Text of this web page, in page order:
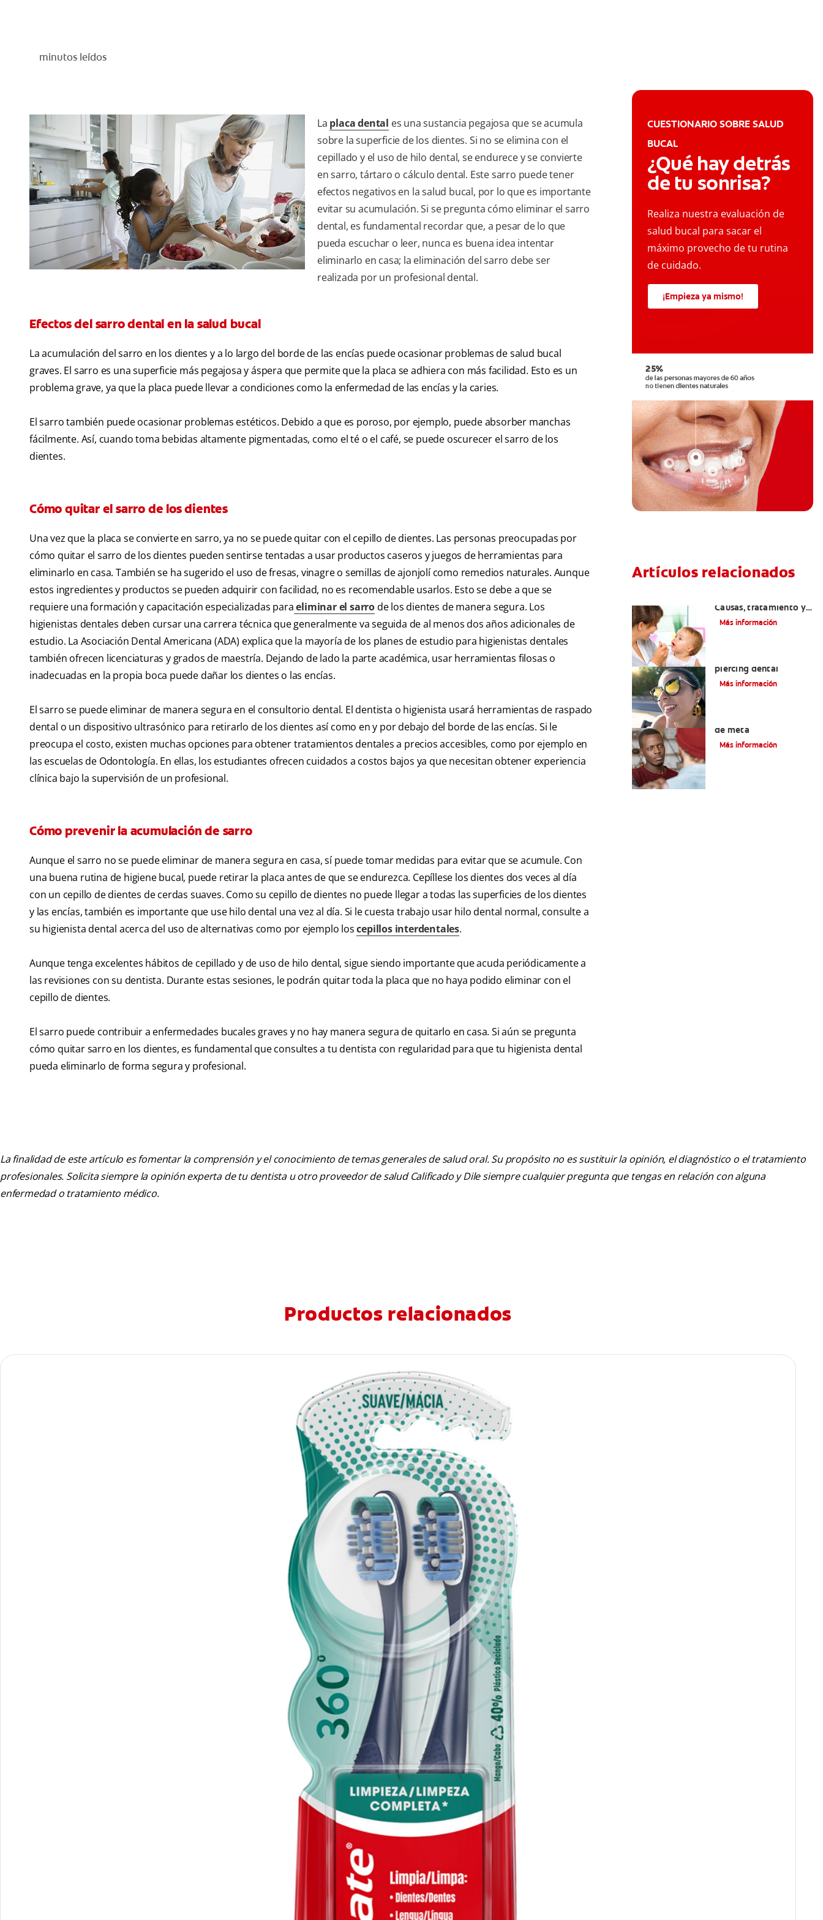
minutos leídos
La placa dental es una sustancia pegajosa que se acumula
sobre la superficie de los dientes. Si no se elimina con el
cepillado y el uso de hilo dental, se endurece y se convierte
en sarro, tártaro o cálculo dental. Este sarro puede tener
efectos negativos en la salud bucal, por lo que es importante
evitar su acumulación. Si se pregunta cómo eliminar el sarro
dental, es fundamental recordar que, a pesar de lo que
pueda escuchar o leer, nunca es buena idea intentar
eliminarlo en casa; la eliminación del sarro debe ser
realizada por un profesional dental.
Efectos del sarro dental en la salud bucal
La acumulación del sarro en los dientes y a lo largo del borde de las encías puede ocasionar problemas de salud bucal
graves. El sarro es una superficie más pegajosa y áspera que permite que la placa se adhiera con más facilidad. Esto es un
problema grave, ya que la placa puede llevar a condiciones como la enfermedad de las encías y la caries.
El sarro también puede ocasionar problemas estéticos. Debido a que es poroso, por ejemplo, puede absorber manchas
fácilmente. Así, cuando toma bebidas altamente pigmentadas, como el té o el café, se puede oscurecer el sarro de los
dientes.
Cómo quitar el sarro de los dientes
Una vez que la placa se convierte en sarro, ya no se puede quitar con el cepillo de dientes. Las personas preocupadas por
cómo quitar el sarro de los dientes pueden sentirse tentadas a usar productos caseros y juegos de herramientas para
eliminarlo en casa. También se ha sugerido el uso de fresas, vinagre o semillas de ajonjolí como remedios naturales. Aunque
estos ingredientes y productos se pueden adquirir con facilidad, no es recomendable usarlos. Esto se debe a que se
requiere una formación y capacitación especializadas paraeliminar el sarrode los dientes de manera segura. Los
higienistas dentales deben cursar una carrera técnica que generalmente va seguida de al menos dos años adicionales de
estudio. La Asociación Dental Americana (ADA) explica que la mayoría de los planes de estudio para higienistas dentales
también ofrecen licenciaturas y grados de maestría. Dejando de lado la parte académica, usar herramientas filosas o
inadecuadas en la propia boca puede dañar los dientes o las encías.
El sarro se puede eliminar de manera segura en el consultorio dental. El dentista o higienista usará herramientas de raspado
dental o un dispositivo ultrasónico para retirarlo de los dientes así como en y por debajo del borde de las encías. Si le
preocupa el costo, existen muchas opciones para obtener tratamientos dentales a precios accesibles, como por ejemplo en
las escuelas de Odontología. En ellas, los estudiantes ofrecen cuidados a costos bajos ya que necesitan obtener experiencia
clínica bajo la supervisión de un profesional.
Cómo prevenir la acumulación de sarro
Aunque el sarro no se puede eliminar de manera segura en casa, sí puede tomar medidas para evitar que se acumule. Con
una buena rutina de higiene bucal, puede retirar la placa antes de que se endurezca. Cepíllese los dientes dos veces al día
con un cepillo de dientes de cerdas suaves. Como su cepillo de dientes no puede llegar a todas las superficies de los dientes
y las encías, también es importante que use hilo dental una vez al día. Si le cuesta trabajo usar hilo dental normal, consulte a
su higienista dental acerca del uso de alternativas como por ejemplo loscepillos interdentales.
Aunque tenga excelentes hábitos de cepillado y de uso de hilo dental, sigue siendo importante que acuda periódicamente a
las revisiones con su dentista. Durante estas sesiones, le podrán quitar toda la placa que no haya podido eliminar con el
cepillo de dientes.
El sarro puede contribuir a enfermedades bucales graves y no hay manera segura de quitarlo en casa. Si aún se pregunta
cómo quitar sarro en los dientes, es fundamental que consultes a tu dentista con regularidad para que tu higienista dental
pueda eliminarlo de forma segura y profesional.
CUESTIONARIO SOBRE SALUD
BUCAL
¿Qué hay detrás
de tu sonrisa?
Realiza nuestra evaluación de
salud bucal para sacar el
máximo provecho de tu rutina
de cuidado.
¡Empieza ya mismo!
Artículos relacionados
Causas, tratamiento y
cuidado
Más información
piercing dental
Más información
de meta
Más información
La finalidad de este artículo es fomentar la comprensión y el conocimiento de temas generales de salud oral. Su propósito no es sustituir la opinión, el diagnóstico o el tratamiento
profesionales. Solicita siempre la opinión experta de tu dentista u otro proveedor de salud Calificado y Dile siempre cualquier pregunta que tengas en relación con alguna
enfermedad o tratamiento médico.
Productos relacionados